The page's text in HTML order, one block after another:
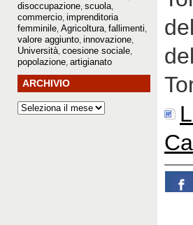
disoccupazione scuola
commercio imprenditoria
femminile Agricoltura fallimenti
valore aggiunto innovazione
Università coesione sociale
popolazione artigianato
ARCHIVIO